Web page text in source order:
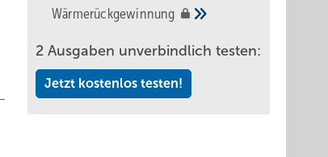
Wärmerückgewinnung
2 Ausgaben unverbindlich testen:
Jetzt kostenlos testen!